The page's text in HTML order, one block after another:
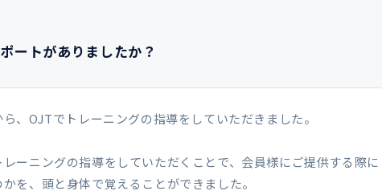
ートがありましたか？
、OJTでトレーニングの指導をしていただきました。
ーニングの指導をしていただくことで、会員様にご提供する際
を、頭と身体で覚えることができました。